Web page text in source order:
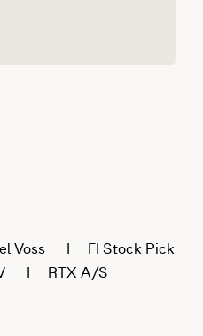
Voss I FI Stock Pick
I RTX A/S